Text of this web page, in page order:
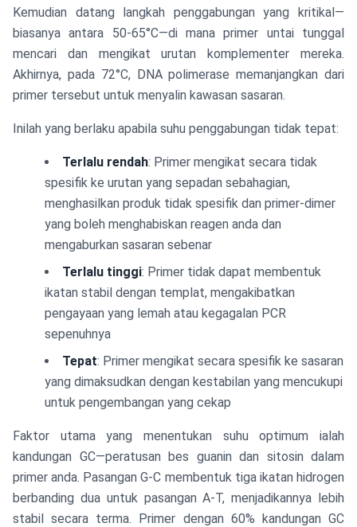
Kemudian datang langkah penggabungan yang kritikal—
biasanya antara 50-65°C—di mana primer untai tunggal
mencari dan mengikat urutan komplementer mereka.
Akhirnya, pada 72°C, DNA polimerase memanjangkan dari
primer tersebut untuk menyalin kawasan sasaran.
Inilah yang berlaku apabila suhu penggabungan tidak tepat:
Terlalu rendah: Primer mengikat secara tidak
spesifik ke urutan yang sepadan sebahagian,
menghasilkan produk tidak spesifik dan primer-dimer
yang boleh menghabiskan reagen anda dan
mengaburkan sasaran sebenar
Terlalu tinggi: Primer tidak dapat membentuk
ikatan stabil dengan templat, mengakibatkan
pengayaan yang lemah atau kegagalan PCR
sepenuhnya
Tepat: Primer mengikat secara spesifik ke sasaran
yang dimaksudkan dengan kestabilan yang mencukupi
untuk pengembangan yang cekap
Faktor utama yang menentukan suhu optimum ialah
kandungan GC—peratusan bes guanin dan sitosin dalam
primer anda. Pasangan G-C membentuk tiga ikatan hidrogen
berbanding dua untuk pasangan A-T, menjadikannya lebih
stabil secara terma. Primer dengan 60% kandungan GC